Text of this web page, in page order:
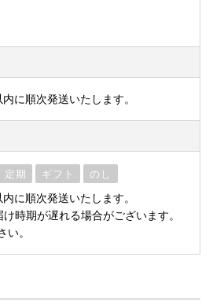
に順次発送いたします。
定期 ギフト のし
に順次発送いたします。
時期が遅れる場合がございます。
。